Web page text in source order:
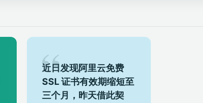
近日发现阿里云免费
SSL 证书有效期缩短至
三个月，昨天借此契